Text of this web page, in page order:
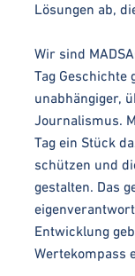
Lösungen ab,
Wir sind
Tag Geschichte
unabhängiger,
Journalismus.
Tag ein Stück
schützen und
gestalten. Das
Entwicklung
Wertekompass